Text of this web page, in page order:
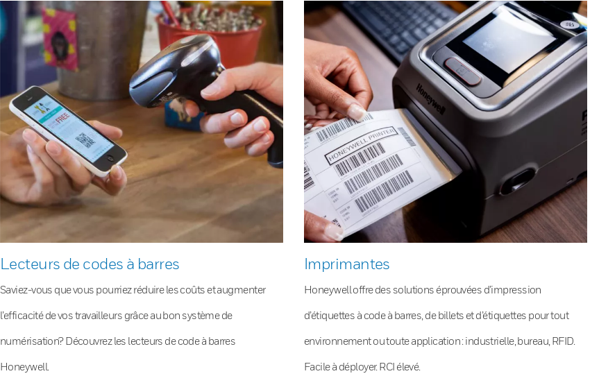
Lecteurs de codes à barres
Saviez-vous que vous pourriez réduire les coûts et augmenter
l’efficacité de vos travailleurs grâce au bon système de
numérisation? Découvrez les lecteurs de code à barres
Honeywell.
Imprimantes
Honeywell offre des solutions éprouvées d’impression
d’étiquettes à code à barres, de billets et d’étiquettes pour tout
environnement ou toute application : industrielle, bureau, RFID.
Facile à déployer. RCI élevé.